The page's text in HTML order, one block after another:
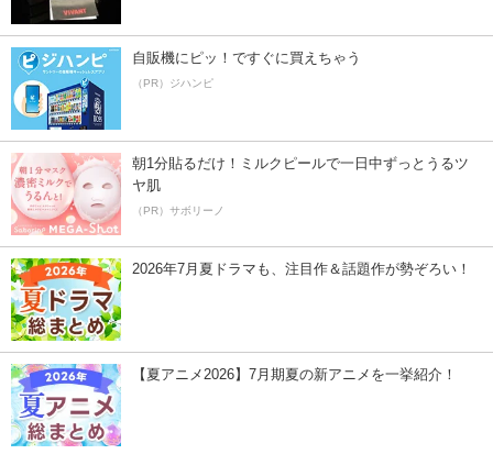
自販機にピッ！ですぐに買えちゃう
（PR）ジハンピ
朝1分貼るだけ！ミルクピールで一日中ずっとうるツ
ヤ肌
（PR）サボリーノ
2026年7月夏ドラマも、注目作＆話題作が勢ぞろい！
【夏アニメ2026】7月期夏の新アニメを一挙紹介！